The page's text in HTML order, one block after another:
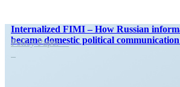
Inter­na­lized FIMI – How Russian
became domestic political
Policy Paper